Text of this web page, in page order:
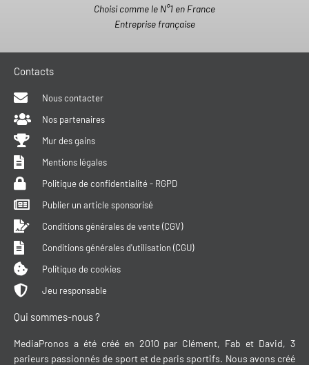
Choisi comme le N°1 en France
Entreprise française
Contacts
Nous contacter
Nos partenaires
Mur des gains
Mentions légales
Politique de confidentialité - RGPD
Publier un article sponsorisé
Conditions générales de vente (CGV)
Conditions générales d'utilisation (CGU)
Politique de cookies
Jeu responsable
Qui sommes-nous ?
MediaPronos a été créé en 2010 par Clément, Fab et David, 3
parieurs passionnés de sport et de paris sportifs. Nous avons créé